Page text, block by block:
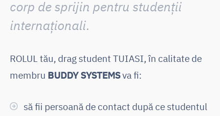
corp de sprijin pentru studenții
internaționali.
ROLUL tău, drag student TUIASI, în calitate de
membru BUDDY SYSTEMSva fi:
să fii persoană de contact după ce studentul